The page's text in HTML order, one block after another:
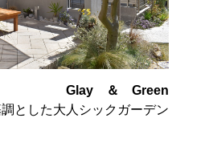
Glay ＆ Green
とした大人シックガーデン